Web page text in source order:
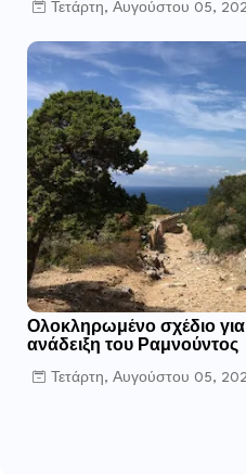
Τετάρτη, Αυγούστου 05,
Ολοκληρωμένο σχέδιο
ανάδειξη του Ραμνούντος
Τετάρτη, Αυγούστου 05,